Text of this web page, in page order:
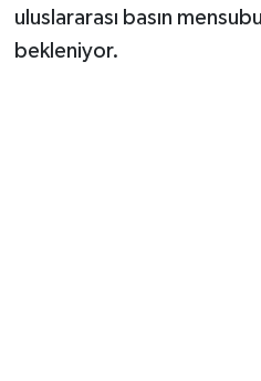
uluslararası basın
bekleniyor.